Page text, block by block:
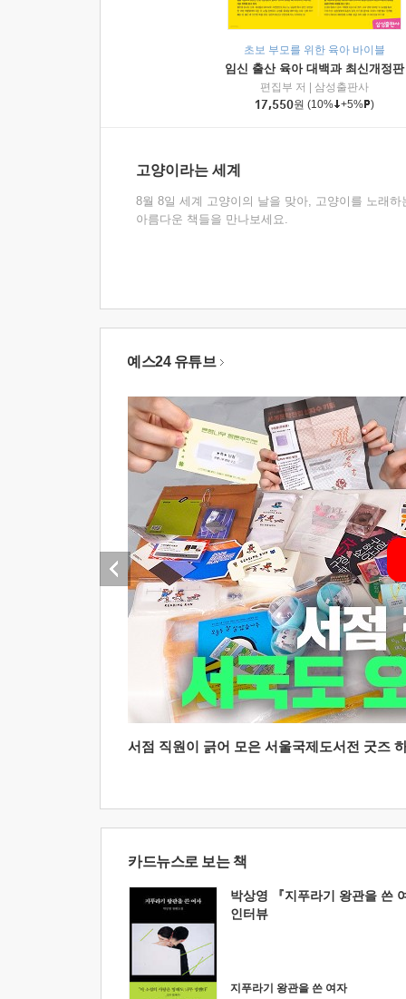
초보 부모를 위한 육아 바이블
임신 출산 육아 대백과 최신개정판
편집부 저
삼성출판사
17,550원 (10% +5% )
고양이라는 세계
8월 8일 세계 고양이의 날을 맞아, 고양이를 노래하
아름다운 책들을 만나보세요.
예스24 유튜브
서점 직원이 긁어 모은 서울국제도서전 굿즈
카드뉴스로 보는 책
박상영 『지푸라기 왕관을 쓴
인터뷰
지푸라기 왕관을 쓴 여자